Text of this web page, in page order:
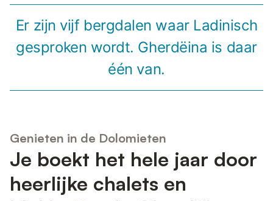
Er zijn vijf bergdalen waar Ladinisch
gesproken wordt. Gherdëina is daar
één van.
Genieten in de Dolomieten
Je boekt het hele jaar door
heerlijke chalets en